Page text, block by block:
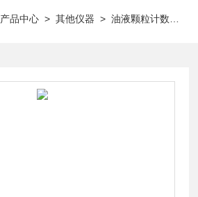
产品中心 >其他仪器 >油液颗粒计数器